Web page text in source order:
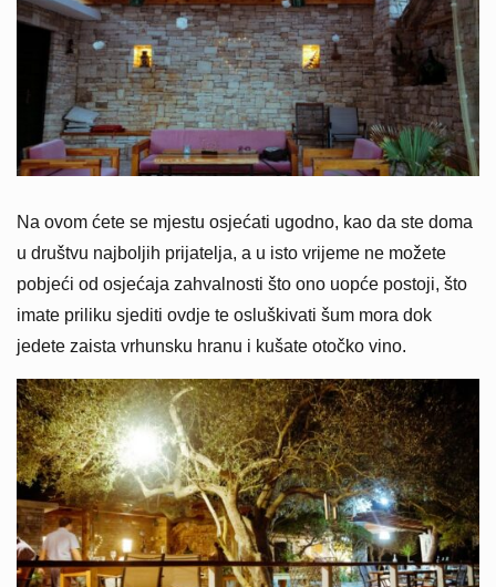
Na ovom ćete se mjestu osjećati ugodno, kao da ste doma
u društvu najboljih prijatelja, a u isto vrijeme ne možete
pobjeći od osjećaja zahvalnosti što ono uopće postoji, što
imate priliku sjediti ovdje te osluškivati šum mora dok
jedete zaista vrhunsku hranu i kušate otočko vino.